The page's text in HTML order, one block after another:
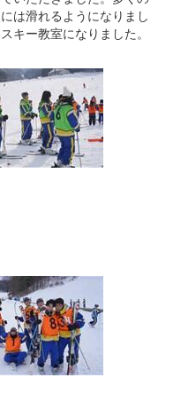
は滑れるようになりまし
キー教室になりました。